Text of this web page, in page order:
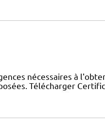
nécessaires à
Télécharger